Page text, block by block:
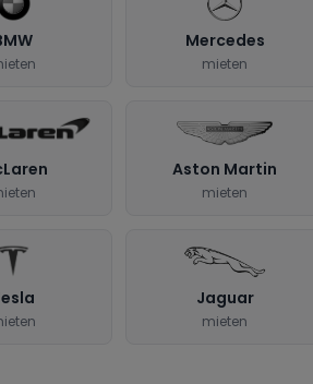
Mercedes
mieten
Aston Martin
mieten
Jaguar
mieten